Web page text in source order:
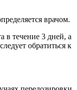
врачом.
в течение 3 дней, а
обратиться к